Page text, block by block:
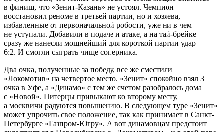
в финиш, что «Зенит-Казань» не устоял. Чемпион
восстановил реноме в третьей партии, но и хозяева,
избавленные от первоначальной робости, уже ни в чем
не уступали. Добавили в подаче и атаке, а на тай-брейке
сразу же нанесли мощнейший для короткой партии удар —
6:2. И смогли сыграть чище соперника.
Два очка, полученные за победу, все же сместили
«Локомотив» на четвертое место. «Зенит» спокойно взял 3
очка в Уфе, а «Динамо» с тем же счетом разобралось дома
с «Новой». Питерцы привыкают ко второму месту,
а москвичи радуются повышению. В следующем туре «Зенит»
может упрочить свое положение, так как принимает в Санкт-
Петербурге «Газпром-Югру». А вот динамовцам предстоит